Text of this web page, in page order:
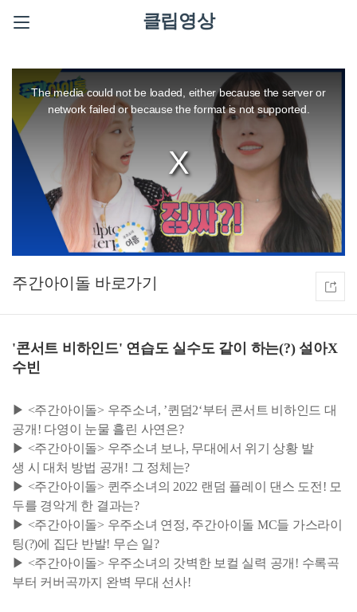
클립영상
modal
window.
The media could not be loaded, either because the server or
network failed or because the format is not supported.
주간아이돌
'콘서트 비하인드' 연습도 실수도 같이 하는(?) 설아X
수빈
▶ <주간아이돌> 우주소녀, ’퀸덤2‘부터 콘서트 비하인드 대
공개! 다영이 눈물 흘린 사연은?
▶ <주간아이돌> 우주소녀 보나, 무대에서 위기 상황 발
생 시 대처 방법 공개! 그 정체는?
▶ <주간아이돌> 퀸주소녀의 2022 랜덤 플레이 댄스 도전! 모
두를 경악게 한 결과는?
▶ <주간아이돌> 우주소녀 연정, 주간아이돌 MC들 가스라이
팅(?)에 집단 반발! 무슨 일?
▶ <주간아이돌> 우주소녀의 갓벽한 보컬 실력 공개! 수록곡
부터 커버곡까지 완벽 무대 선사!